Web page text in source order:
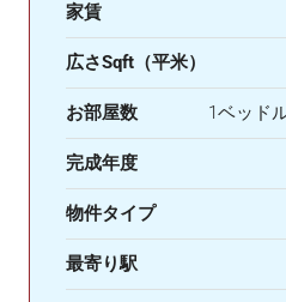
家賃
広さSqft（平米）
お部屋数 1ベッド
完成年度
物件タイプ
最寄り駅